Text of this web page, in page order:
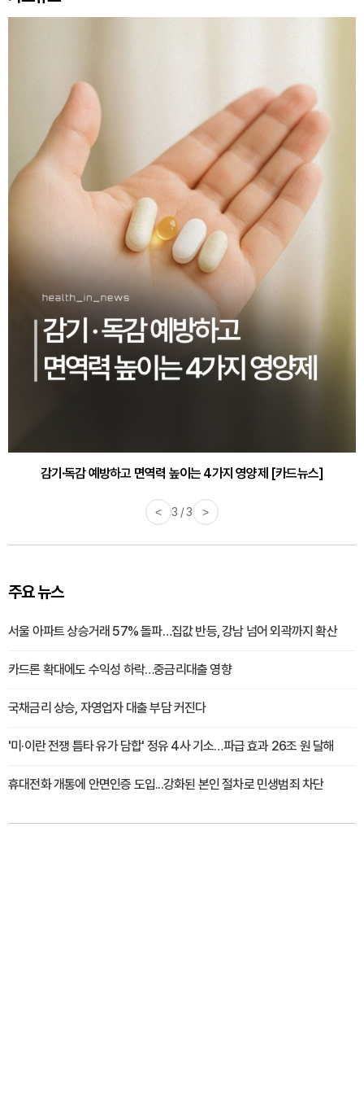
감기·독감 예방하고 면역력 높이는 4가지 영양제 [카드뉴스]
< 3 / 3 >
주요 뉴스
서울 아파트 상승거래 57% 돌파…집값 반등, 강남 넘어 외곽까지 확산
카드론 확대에도 수익성 하락…중금리대출 영향
국채금리 상승, 자영업자 대출 부담 커진다
'미·이란 전쟁 틈타 유가 담합' 정유 4사 기소…파급 효과 26조 원 달해
휴대전화 개통에 안면인증 도입...강화된 본인 절차로 민생범죄 차단